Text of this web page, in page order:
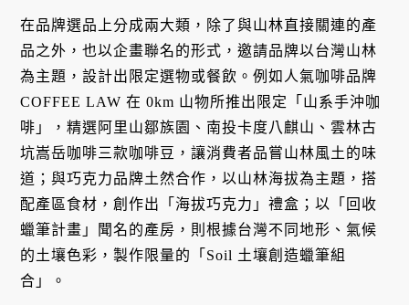
在品牌選品上分成兩大類，除了與山林直接關連的產
品之外，也以企畫聯名的形式，邀請品牌以台灣山林
為主題，設計出限定選物或餐飲。例如人氣咖啡品牌
COFFEE LAW 在 0km 山物所推出限定「山系手沖咖
啡」，精選阿里山鄒族園、南投卡度八麒山、雲林古
坑嵩岳咖啡三款咖啡豆，讓消費者品嘗山林風土的味
道；與巧克力品牌土然合作，以山林海拔為主題，搭
配產區食材，創作出「海拔巧克力」禮盒；以「回收
蠟筆計畫」聞名的產房，則根據台灣不同地形、氣候
的土壤色彩，製作限量的「Soil 土壤創造蠟筆組
合」。